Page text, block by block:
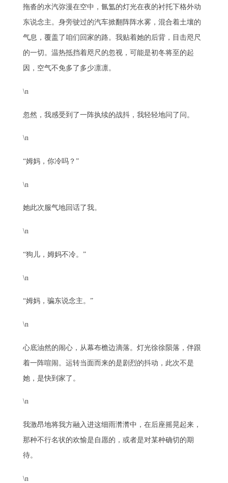
拖沓的水汽弥漫在空中，氤氲的灯光在夜的衬托下格外动
东说念主。身旁驶过的汽车掀翻阵阵水雾，混合着土壤的
气息，覆盖了咱们回家的路。我贴着她的后背，目击咫尺
的一切。温热抵挡着咫尺的忽视，可能是初冬将至的起
因，空气不免多了多少凛凛。
\n
忽然，我感受到了一阵执续的战抖，我轻轻地问了问。
\n
“姆妈，你冷吗？”
\n
她此次服气地回话了我。
\n
“狗儿，姆妈不冷。”
\n
“姆妈，骗东说念主。”
\n
心底油然的闹心，从幕布檐边滴落。灯光徐徐陨落，伴跟
着一阵喧闹。运转当面而来的是剧烈的抖动，此次不是
她，是快到家了。
\n
我激昂地将我方融入进这细雨潸潸中，在后座摇晃起来，
那种不行名状的欢愉是自愿的，或者是对某种确切的期
待。
\n